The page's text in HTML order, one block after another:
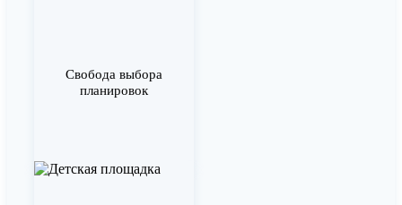
Свобода выбора
планировок